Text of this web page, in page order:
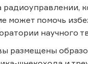
может помочь
научного
размещены